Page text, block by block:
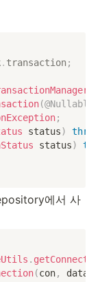
. transaction;
(@Nullable
;
status)
status)
에서 사
.
(con,